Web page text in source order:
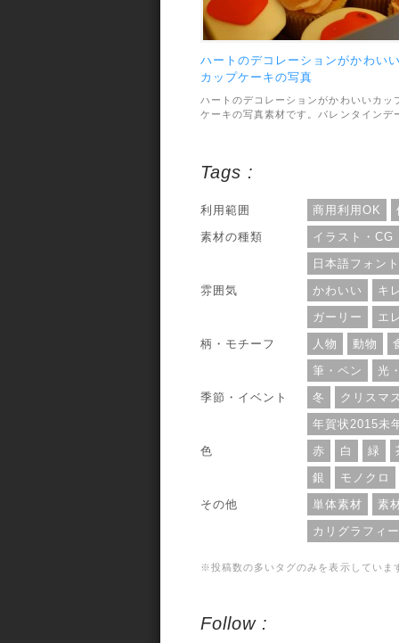
ハートのデコレーションがかわい
カップケーキの写真
ハートのデコレーションがかわいいカッ
ケーキの写真素材です。バレンタインデ
個人でも商用利用でもOKとなっていま
す。
Tags :
利用範囲 商用利用OK
素材の種類
イラスト・CG
日本語フォン
雰囲気
かわいい
キ
ガーリー
エ
柄・モチーフ
人物 動物
筆・ペン
光
季節・イベント
冬
クリスマ
年賀状2015未
色
赤 白 緑
銀
モノクロ
その他
単体素材
素
カリグラフィ
※投稿数の多いタグのみを表示していま
Follow :